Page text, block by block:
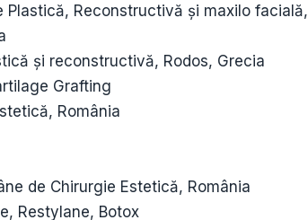
Reconstructivă și maxilo
și reconstructivă, Rodos, Grecia
Grafting
România
de Chirurgie Estetică, România
Restylane, Botox